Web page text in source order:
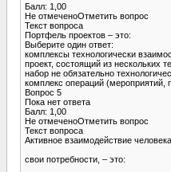
Балл: 1,00
Не отмеченоОтметить вопрос
Текст вопроса
Портфель проектов – это:
Выберите один ответ:
комплексы технологически
проект, состоящий из нескольких
набор не обязательно
комплекс операций (мероприятий,
Вопрос 5
Пока нет ответа
Балл: 1,00
Не отмеченоОтметить вопрос
Текст вопроса
Активное взаимодействие
свои потребности, – это: